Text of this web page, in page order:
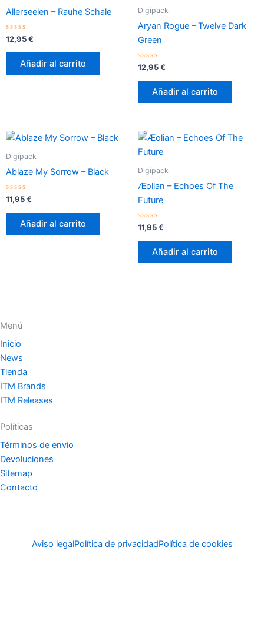
Allerseelen – Rauhe Schale
Valorado
con
0
12,95€
Añadir al carrito
Digipack
Aryan Rogue – Twelve Dark
Green
Valorado
con
0
12,95€
Añadir al carrito
Digipack
Ablaze My Sorrow – Black
Valorado
con
0
11,95€
Añadir al carrito
Digipack
Æolian – Echoes Of The
Future
Valorado
con
0
11,95€
Añadir al carrito
Menú
Inicio
News
Tienda
ITM Brands
ITM Releases
Políticas
Términos de envio
Devoluciones
Sitemap
Contacto
Aviso legalPolítica de privacidadPolítica de cookies